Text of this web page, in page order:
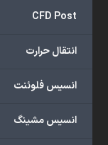
CFD Post
انتقال حرارت
انسیس فلوئنت
انسیس مشینگ
...
می‌دهد.
می‌توانید
خدمات